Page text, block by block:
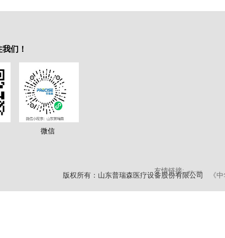
微信
友情链接: 健康一体机
版权所有：山东普瑞森医疗设备股份有限公司 《
们！